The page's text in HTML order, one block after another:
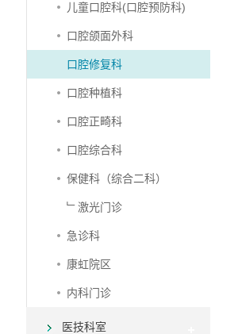
儿童口腔科(口腔预防科)
口腔颌面外科
口腔修复科
口腔种植科
口腔正畸科
口腔综合科
保健科（综合二科）
﹂激光门诊
急诊科
康虹院区
内科门诊
医技科室